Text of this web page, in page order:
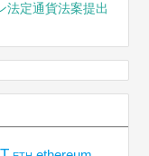
法定通貨法案提出